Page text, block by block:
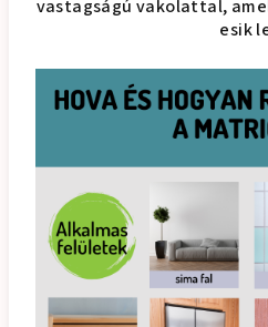
vastagságú vakolattal,
esik